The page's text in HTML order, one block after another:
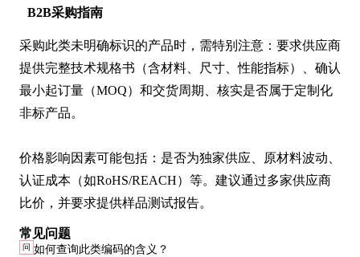
B2B采购指南
采购此类未明确标识的产品时，需特别注意：要求供应商
提供完整技术规格书（含材料、尺寸、性能指标）、确认
最小起订量（MOQ）和交货周期、核实是否属于定制化
非标产品。
价格影响因素可能包括：是否为独家供应、原材料波动、
认证成本（如RoHS/REACH）等。建议通过多家供应商
比价，并要求提供样品测试报告。
常见问题
问 如何查询此类编码的含义？